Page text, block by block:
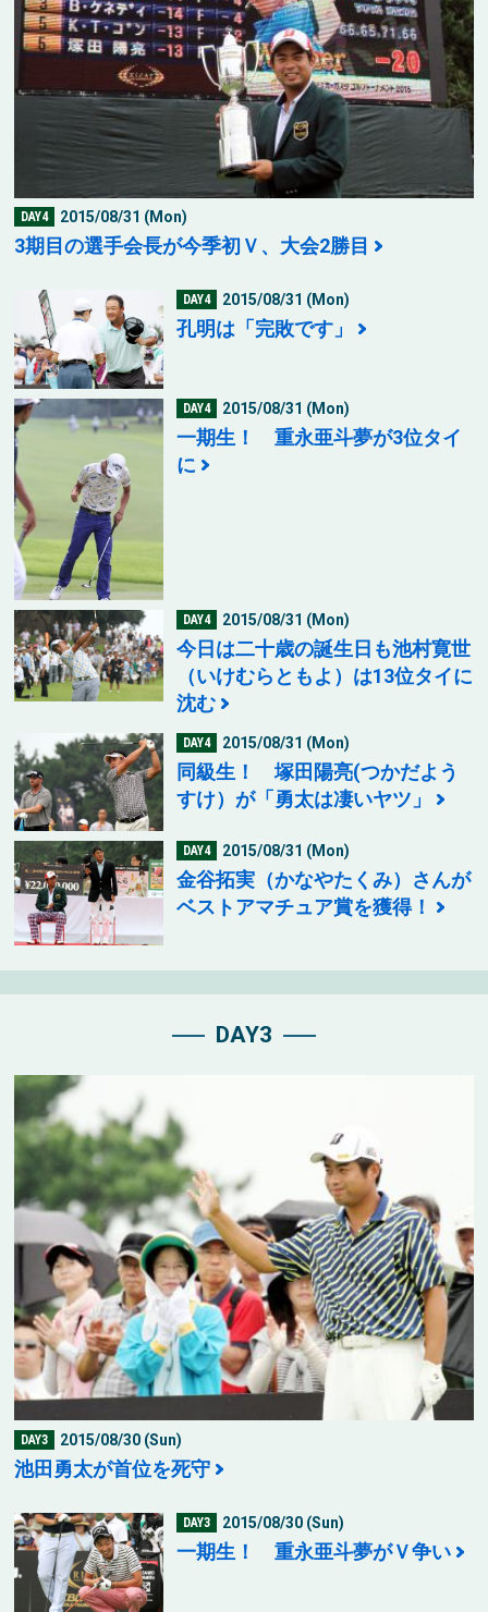
DAY4 2015/08/31 (Mon)
3期目の選手会長が今季初Ｖ、大会2勝目
DAY4 2015/08/31 (Mon)
孔明は「完敗です」
DAY4 2015/08/31 (Mon)
一期生！ 重永亜斗夢が3位タイ
に
DAY4 2015/08/31 (Mon)
今日は二十歳の誕生日も池村寛世
（いけむらともよ）は13位タイに
沈む
DAY4 2015/08/31 (Mon)
同級生！ 塚田陽亮(つかだよう
すけ）が「勇太は凄いヤツ」
DAY4 2015/08/31 (Mon)
金谷拓実（かなやたくみ）さんが
ベストアマチュア賞を獲得！
DAY3
DAY3 2015/08/30 (Sun)
池田勇太が首位を死守
DAY3 2015/08/30 (Sun)
一期生！ 重永亜斗夢がＶ争い